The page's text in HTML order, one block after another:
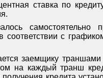
ставка по
самостоятельно
соответствии с
заемщику
на каждый транш